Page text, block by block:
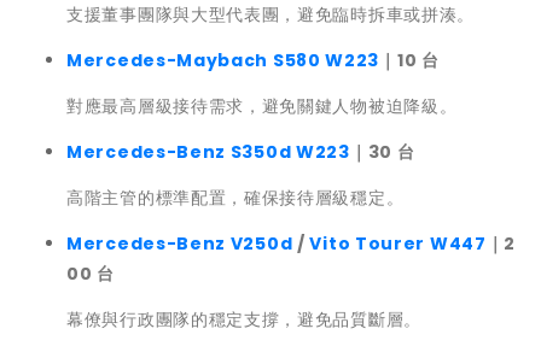
支援董事團隊與大型代表團，避免臨時拆車或拼湊。
Mercedes-Maybach S580 W223 ｜10 台
對應最高層級接待需求，避免關鍵人物被迫降級。
Mercedes-Benz S350d W223 ｜30 台
高階主管的標準配置，確保接待層級穩定。
Mercedes-Benz V250d /Vito Tourer W447 ｜2
00 台
幕僚與行政團隊的穩定支撐，避免品質斷層。